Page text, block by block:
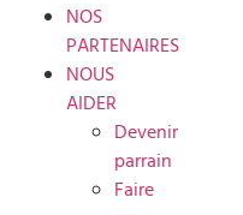
NOS
PARTENAIRES
NOUS
AIDER
Devenir
parrain
Faire